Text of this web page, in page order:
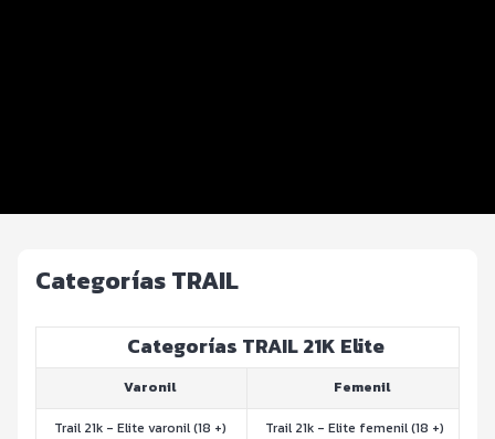
Categorías TRAIL
Categorías TRAIL 21K Elite
Varonil Femenil
Trail 21k - Elite varonil (18 +) Trail 21k - Elite femenil (18 +)